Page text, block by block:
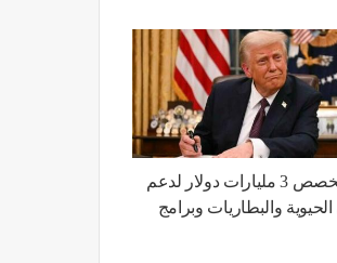
أمريكا تخصص 3 مليارات دولار لدعم
الحيوية والبطاريات وبرامج